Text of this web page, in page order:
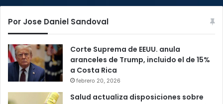
Por Jose Daniel Sandoval
Corte Suprema de EEUU. anula
aranceles de Trump, incluido el de 15%
a Costa Rica
febrero 20, 2026
Salud actualiza disposiciones sobre